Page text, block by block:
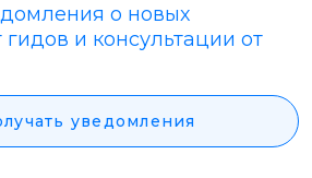
о новых
и консультации от
уведомления